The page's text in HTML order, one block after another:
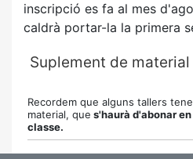
inscripció es fa al mes
caldrà portar-la la primera
Suplement de material
Recordem que alguns tallers
material, que s'haurà d'abonar
classe.